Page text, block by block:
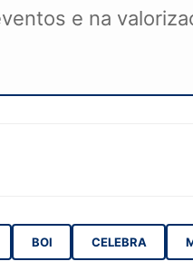
e na
BOI CELEBRA